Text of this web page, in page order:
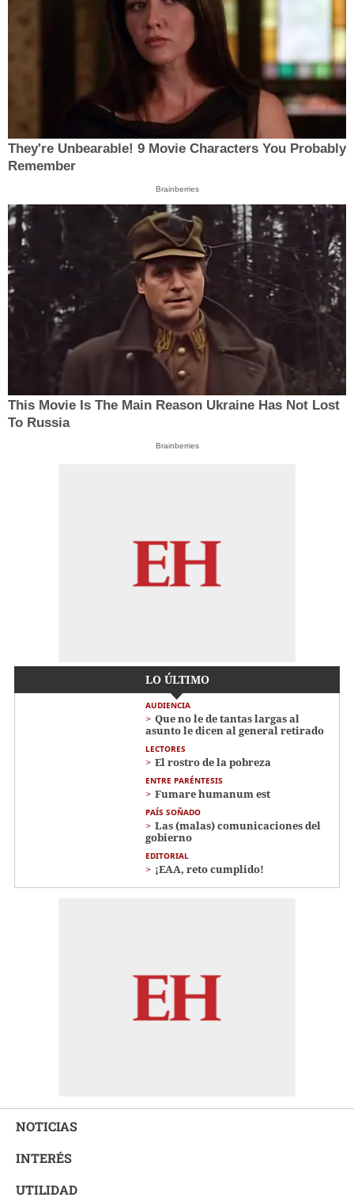
They're Unbearable! 9 Movie Characters You Probably
Remember
Brainberries
This Movie Is The Main Reason Ukraine Has Not Lost
To Russia
Brainberries
LO ÚLTIMO
AUDIENCIA
Que no le de tantas largas al
asunto le dicen al general retirado
LECTORES
El rostro de la pobreza
ENTRE PARÉNTESIS
Fumare humanum est
PAÍS SOÑADO
Las (malas) comunicaciones del
gobierno
EDITORIAL
¡EAA, reto cumplido!
NOTICIAS
INTERÉS
UTILIDAD